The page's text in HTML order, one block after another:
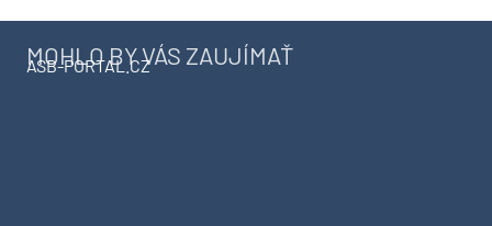
MOHLO BY VÁS ZAUJÍMAŤ
ASB-PORTAL.CZ